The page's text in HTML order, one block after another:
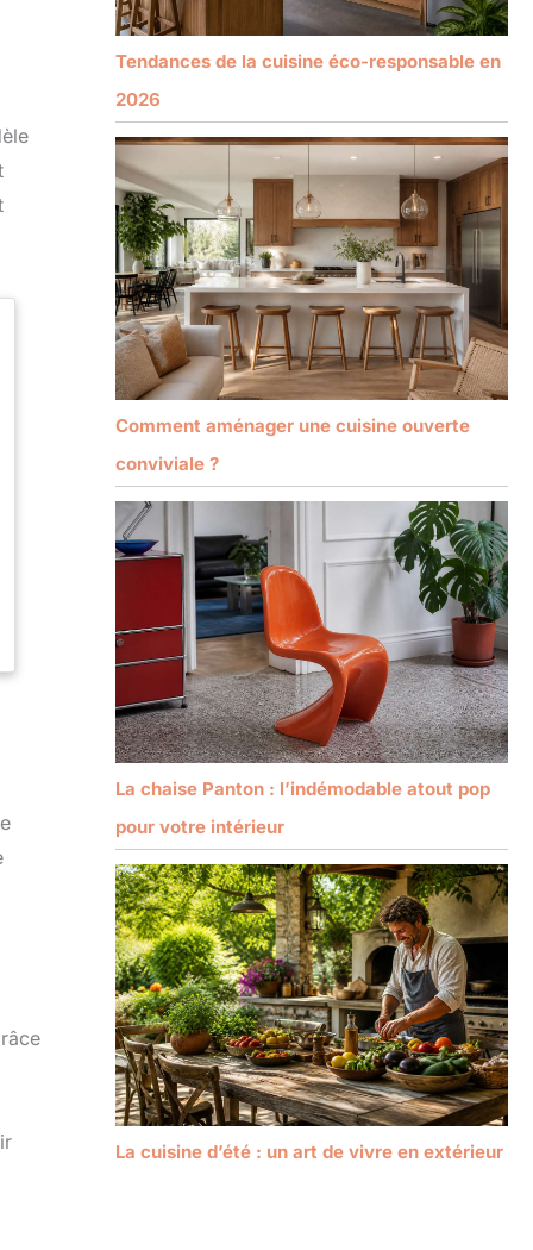
Tendances de la cuisine éco-responsable en
2026
Comment aménager une cuisine ouverte
conviviale ?
La chaise Panton : l’indémodable atout pop
pour votre intérieur
La cuisine d’été : un art de vivre en extérieur